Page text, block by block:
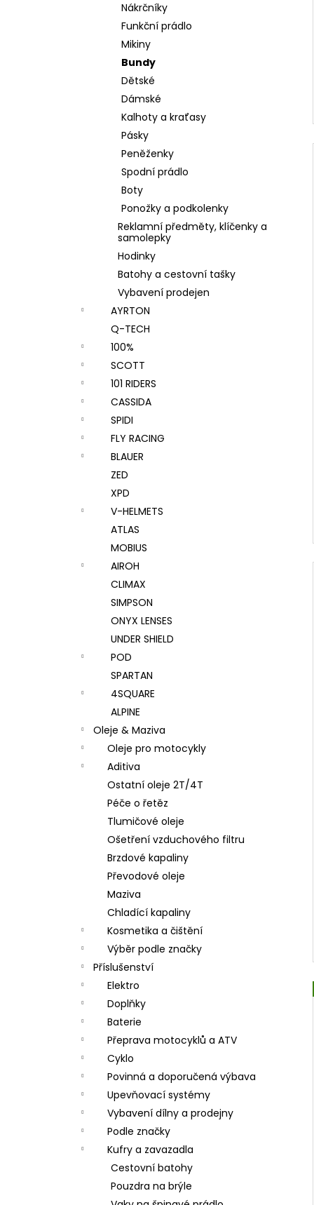
Nákrčníky
Funkční prádlo
Mikiny
Bundy
Dětské
Dámské
Kalhoty a kraťasy
Pásky
Peněženky
Spodní prádlo
Boty
Ponožky a podkolenky
Reklamní předměty, klíčenky a
samolepky
Hodinky
Batohy a cestovní tašky
Vybavení prodejen
AYRTON
Q-TECH
100%
SCOTT
101 RIDERS
CASSIDA
SPIDI
FLY RACING
BLAUER
ZED
XPD
V-HELMETS
ATLAS
MOBIUS
AIROH
CLIMAX
SIMPSON
ONYX LENSES
UNDER SHIELD
POD
SPARTAN
4SQUARE
ALPINE
Oleje & Maziva
Oleje pro motocykly
Aditiva
Ostatní oleje 2T/4T
Péče o řetěz
Tlumičové oleje
Ošetření vzduchového filtru
Brzdové kapaliny
Převodové oleje
Maziva
Chladící kapaliny
Kosmetika a čištění
Výběr podle značky
Příslušenství
Elektro
Doplňky
Baterie
Přeprava motocyklů a ATV
Cyklo
Povinná a doporučená výbava
Upevňovací systémy
Vybavení dílny a prodejny
Podle značky
Kufry a zavazadla
Cestovní batohy
Pouzdra na brýle